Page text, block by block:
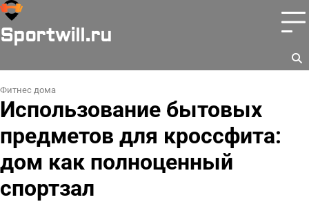
Перейти
содержимому
Sportwill.ru
Фитнес дома
Использование бытовых
предметов для кроссфита:
дом как полноценный
спортзал